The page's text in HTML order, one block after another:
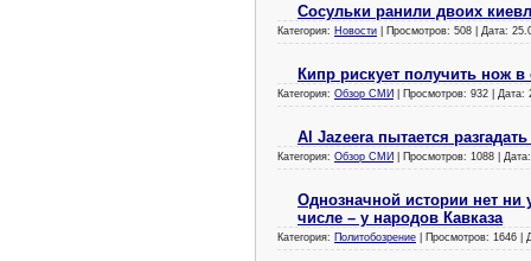
Сосульки ранили двоих
Категория: Новости | Просмотров: 508 | Дата:
Кипр рискует получить нож в
Категория: Обзор СМИ | Просмотров: 932 | Дата:
Al Jazeera пытается
Категория: Обзор СМИ | Просмотров: 1088 |
Однозначной истории нет ни
числе – у народов Кавказа
Категория: Политобозрение | Просмотров: 1646 |